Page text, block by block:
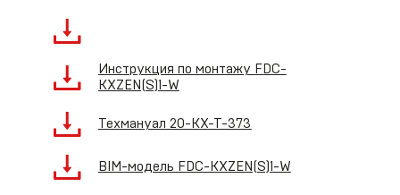
Инструкция по монтажу FDC-
KXZEN(S)1-W
Техмануал 20-KX-T-373
BIM-модель FDC-KXZEN(S)1-W